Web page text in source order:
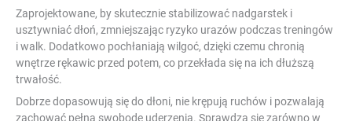
Zaprojektowane, by skutecznie stabilizować nadgarstek i
usztywniać dłoń, zmniejszając ryzyko urazów podczas treningów
i walk. Dodatkowo pochłaniają wilgoć, dzięki czemu chronią
wnętrze rękawic przed potem, co przekłada się na ich dłuższą
trwałość.
Dobrze dopasowują się do dłoni, nie krępują ruchów i pozwalają
zachować pełną swobodę uderzenia. Sprawdzą się zarówno w